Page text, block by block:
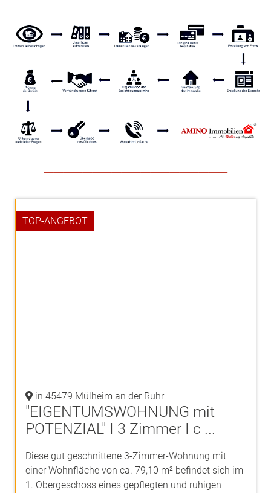
TOP-ANGEBOT
in 45479 Mülheim an der Ruhr
"EIGENTUMSWOHNUNG mit
POTENZIAL" I 3 Zimmer I c ...
Diese gut geschnittene 3-Zimmer-Wohnung mit
einer Wohnfläche von ca. 79,10 m² befindet sich im
1. Obergeschoss eines gepflegten und ruhigen